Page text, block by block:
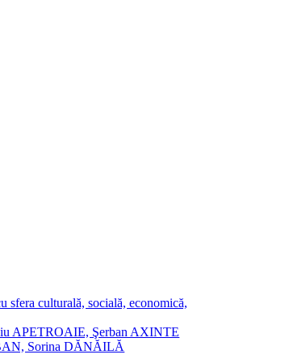
sfera culturală, socială, economică,
APETROAIE, Şerban AXINTE
Sorina DĂNĂILĂ